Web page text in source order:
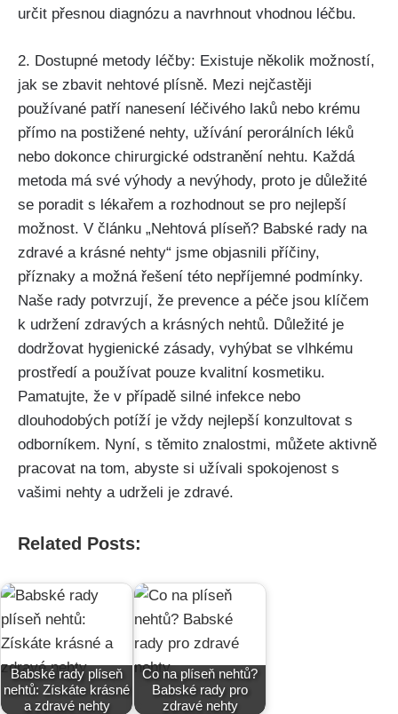
⁤určit přesnou diagnózu a navrhnout vhodnou léčbu.⁣
2. Dostupné metody‌ léčby: ⁢Existuje několik ​možností,
jak se ⁢zbavit nehtové plísně.​ Mezi nejčastěji
používané patří‌ nanesení léčivého laků nebo krému
přímo na postižené nehty, užívání perorálních léků
nebo⁤ dokonce⁢ chirurgické odstranění nehtu.⁣ Každá⁤
metoda ‍má své výhody a nevýhody, proto je důležité
⁤se poradit‍ s ​lékařem‍ a rozhodnout se pro nejlepší
možnost. V článku „Nehtová plíseň? ‌Babské rady na
zdravé a krásné nehty“ jsme objasnili příčiny,
příznaky a​ možná řešení této nepříjemné podmínky.
Naše rady​ potvrzují, že prevence ‌a péče jsou klíčem
k⁤ udržení zdravých⁣ a krásných nehtů. Důležité je
dodržovat hygienické zásady, ⁢vyhýbat se vlhkému⁣
prostředí a​ používat‌ pouze‍ kvalitní kosmetiku.
Pamatujte, že v případě silné infekce nebo
dlouhodobých potíží je vždy nejlepší konzultovat s
odborníkem. Nyní, s těmito znalostmi, můžete aktivně‌
pracovat na tom, abyste si užívali ‍spokojenost ‌s​
vašimi ⁢nehty a udrželi je ​zdravé.
Related Posts:
Babské rady plíseň
nehtů: Získáte krásné
a zdravé nehty
Co na plíseň nehtů?
Babské rady pro
zdravé nehty